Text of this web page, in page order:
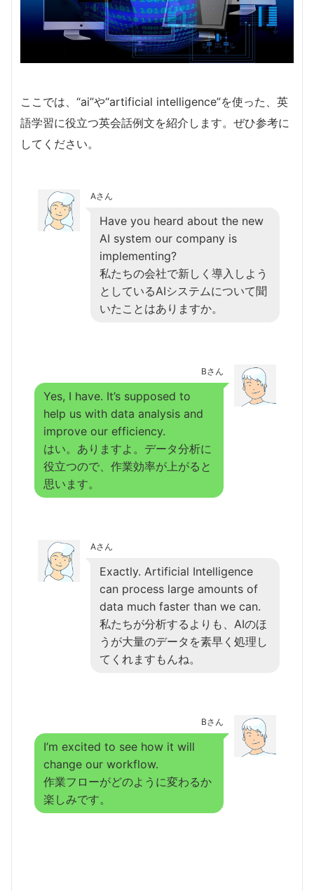
ここでは、“ai”や“artificial intelligence”を使った、英
語学習に役立つ英会話例文を紹介します。ぜひ参考に
してください。
Aさん
Have you heard about the new
AI system our company is
implementing?
私たちの会社で新しく導入しよう
としているAIシステムについて聞
いたことはありますか。
Bさん
Yes, I have. It’s supposed to
help us with data analysis and
improve our efficiency.
はい。ありますよ。データ分析に
役立つので、作業効率が上がると
思います。
Aさん
Exactly. Artificial Intelligence
can process large amounts of
data much faster than we can.
私たちが分析するよりも、AIのほ
うが大量のデータを素早く処理し
てくれますもんね。
Bさん
I’m excited to see how it will
change our workflow.
作業フローがどのように変わるか
楽しみです。